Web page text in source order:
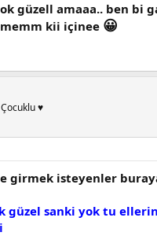
güzell amaaa.. ben bi
kii içinee 😀
♥
girmek isteyenler
güzel sanki yok tu